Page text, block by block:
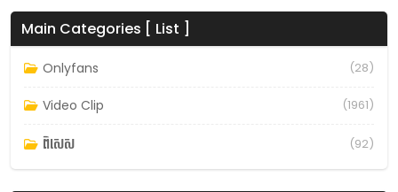
Main Categories [ List ]
Onlyfans (28)
Video Clip (1961)
ពិសេស (92)